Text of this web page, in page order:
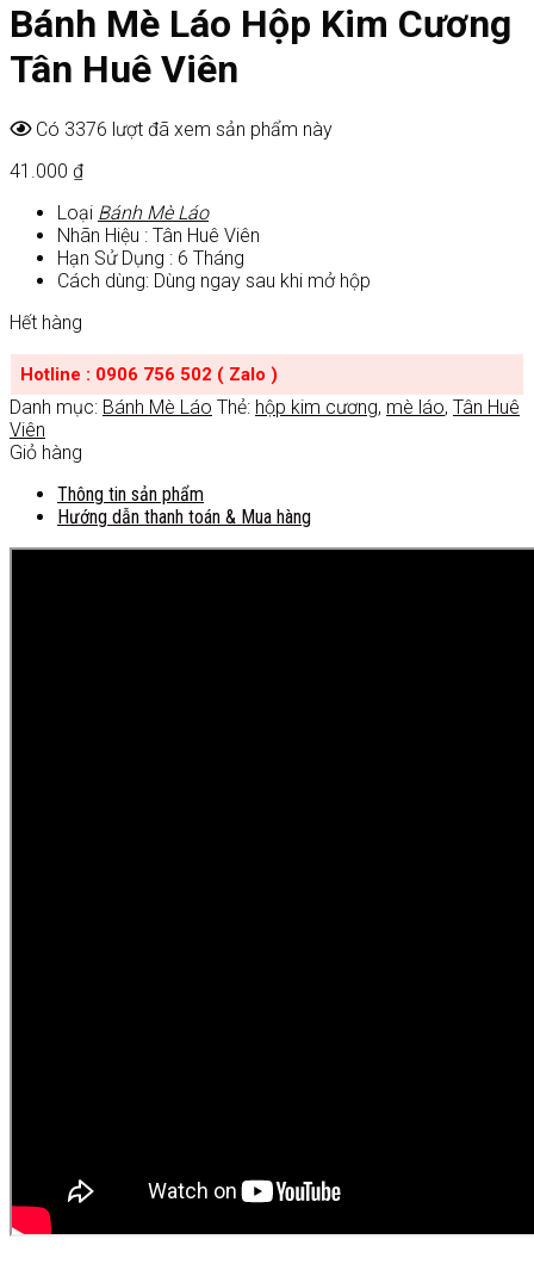
Bánh Mè Láo Hộp Kim Cương
Tân Huê Viên
Có 3376 lượt đã xem sản phẩm này
41.000 ₫
Loại Bánh Mè Láo
Nhãn Hiệu : Tân Huê Viên
Hạn Sử Dụng : 6 Tháng
Cách dùng: Dùng ngay sau khi mở hộp
Hết hàng
Hotline : 0906 756 502 ( Zalo )
Danh mục: Bánh Mè Láo Thẻ: hộp kim cương, mè láo, Tân Huê
Viên
Giỏ hàng
Thông tin sản phẩm
Hướng dẫn thanh toán & Mua hàng